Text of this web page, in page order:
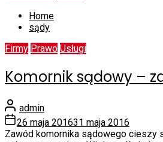
Home
sądy
Firmy Prawo Usługi
Komornik sądowy –
admin
26 maja 201631 maja 2016
Zawód komornika sądowego cieszy